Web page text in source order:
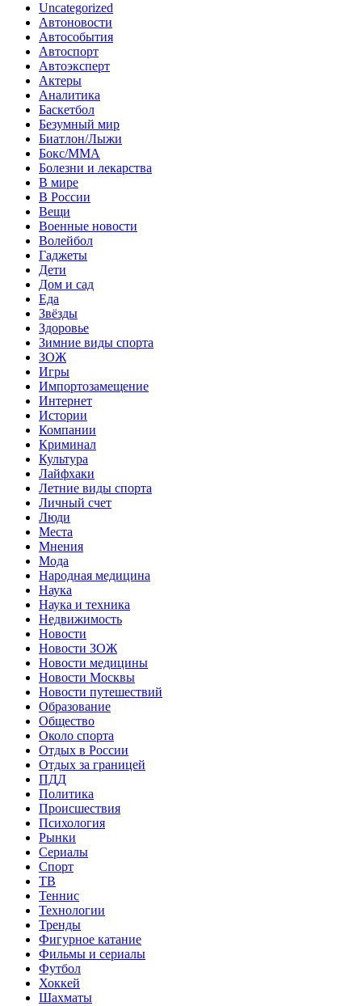
Uncategorized
Автоновости
Автособытия
Автоспорт
Автоэксперт
Актеры
Аналитика
Баскетбол
Безумный мир
Биатлон/Лыжи
Бокс/MMA
Болезни и лекарства
В мире
В России
Вещи
Военные новости
Волейбол
Гаджеты
Дети
Дом и сад
Еда
Звёзды
Здоровье
Зимние виды спорта
ЗОЖ
Игры
Импортозамещение
Интернет
Истории
Компании
Криминал
Культура
Лайфхаки
Летние виды спорта
Личный счет
Люди
Места
Мнения
Мода
Народная медицина
Наука
Наука и техника
Недвижимость
Новости
Новости ЗОЖ
Новости медицины
Новости Москвы
Новости путешествий
Образование
Общество
Около спорта
Отдых в России
Отдых за границей
ПДД
Политика
Происшествия
Психология
Рынки
Сериалы
Спорт
ТВ
Теннис
Технологии
Тренды
Фигурное катание
Фильмы и сериалы
Футбол
Хоккей
Шахматы